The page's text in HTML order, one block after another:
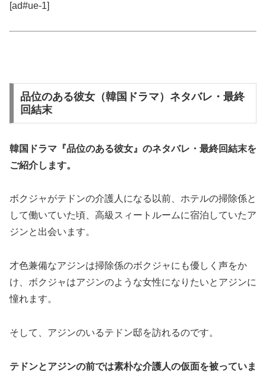
[ad#ue-1]
品位のある彼女（韓国ドラマ）ネタバレ・最終
回結末
韓国ドラマ『品位のある彼女』のネタバレ・最終回結末を
ご紹介します。
ボクジャがテドンの介護人になる以前、ホテルの掃除係と
して働いていた頃、高級スィートルームに宿泊していたア
ジンと出会います。
才色兼備なアジンは掃除係のボクジャにも優しく声をか
け、ボクジャはアジンのような女性になりたいとアジンに
憧れます。
そして、アジンのいるテドン邸を訪れるのです。
テドンとアジンの前では素朴な介護人の仮面を被っていま